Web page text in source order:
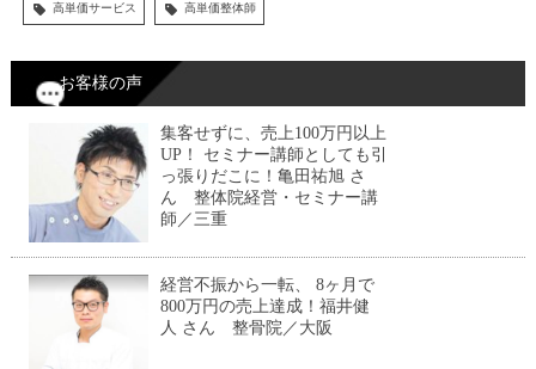
高単価サービス 高単価整体師
お客様の声
集客せずに、売上100万円以上
UP！ セミナー講師としても引
っ張りだこに！亀田祐旭 さ
ん 整体院経営・セミナー講
師／三重
経営不振から一転、 8ヶ月で
800万円の売上達成！福井健
人 さん 整骨院／大阪